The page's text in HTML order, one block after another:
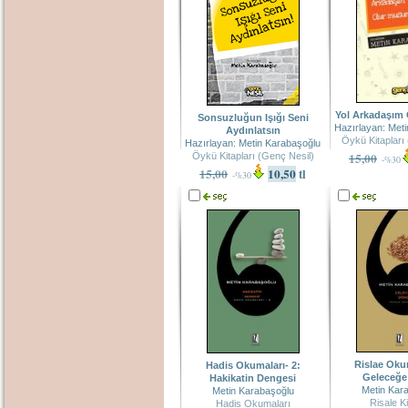
Sonsuzluğun Işığı Seni
Aydınlatsın
Hazırlayan: Metin Karabaşoğlu
Öykü Kitapları (Genç Nesil)
15,00 -%30 10,50tl
Yol
Hazırlayan:
Öykü
15,00 -%30
Hadis Okumaları- 2:
Hakikatin Dengesi
Metin Karabaşoğlu
Hadis Okumaları
Rislae
Metin
Risale